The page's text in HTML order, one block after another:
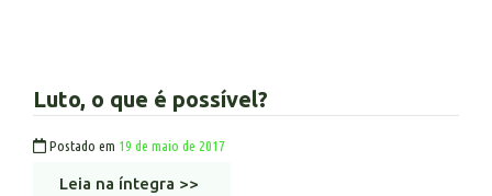
Luto, o que é possível?
Postado em 19 de maio de 2017
Leia na íntegra >>